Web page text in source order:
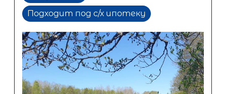
Подходит под с/х ипотеку